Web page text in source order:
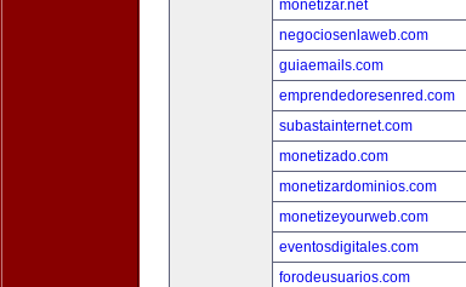
monetizar.net
negociosenlaweb.com
guiaemails.com
emprendedoresenred.com
subastainternet.com
monetizado.com
monetizardominios.com
monetizeyourweb.com
eventosdigitales.com
forodeusuarios.com